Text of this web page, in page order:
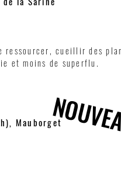
ressourcer, cueillir des
et moins de superflu.
Mauborget